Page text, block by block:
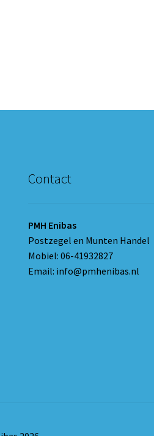
Contact
PMH Enibas
Postzegel en Munten Handel
Mobiel: 06-41932827
Email: info@pmhenibas.nl